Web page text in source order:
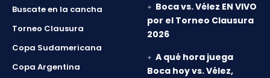
Buscate en la cancha
Torneo Clausura
Copa Sudamericana
Copa Argentina
Boca vs. Vélez EN VIVO
por el Torneo Clausura
2026
A qué hora juega
Boca hoy vs. Vélez,